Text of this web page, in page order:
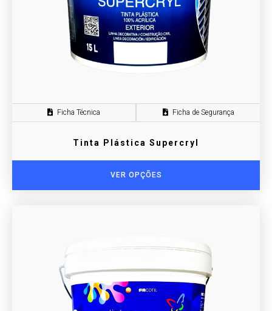
Ficha Técnica Ficha de Segurança
Tinta Plástica Supercryl
VER OPÇÕES